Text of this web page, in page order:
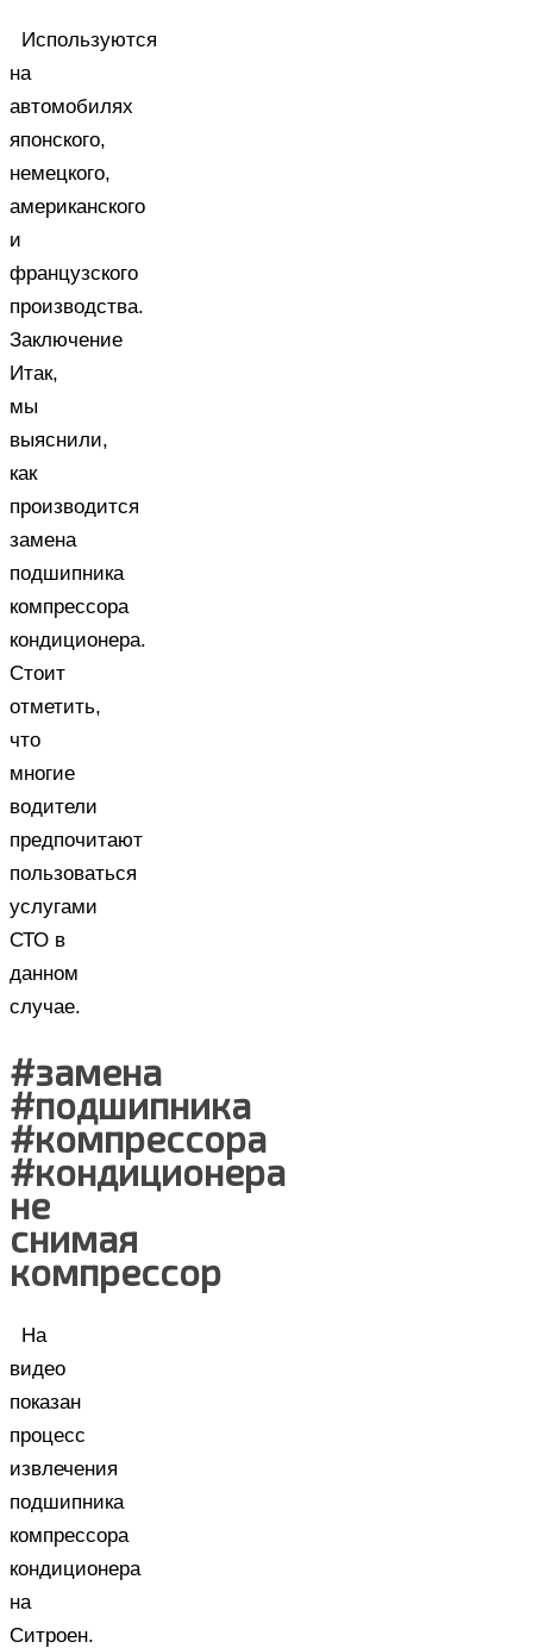
Используются
на
автомобилях
японского,
немецкого,
американского
и
французского
производства.
Заключение
Итак,
мы
выяснили,
как
производится
замена
подшипника
компрессора
кондиционера.
Стоит
отметить,
что
многие
водители
предпочитают
пользоваться
услугами
СТО в
данном
случае.
#замена
#подшипника
#компрессора
#кондиционера
не
снимая
компрессор
На
видео
показан
процесс
извлечения
подшипника
компрессора
кондиционера
на
Ситроен.